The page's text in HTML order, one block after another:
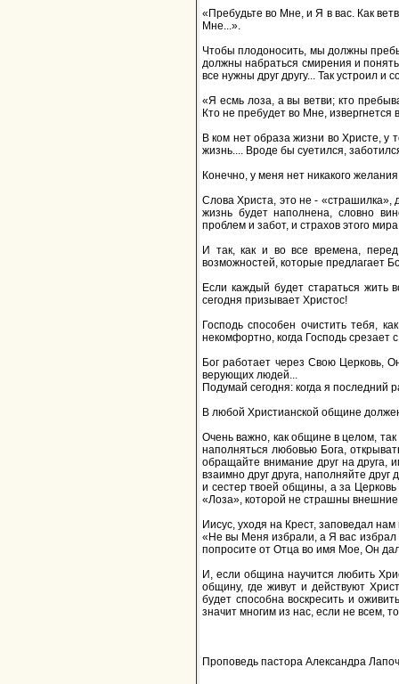
«Пребудьте во Мне, и Я в вас. Как
Мне...».
Чтобы плодоносить, мы должны
должны набраться смирения и
все нужны друг другу... Так устроил и
«Я есмь лоза, а вы ветви; кто
Кто не пребудет во Мне, извергнется
В ком нет образа жизни во Христе, у
жизнь.... Вроде бы суетился,
Конечно, у меня нет никакого
Слова Христа, это не -
жизнь будет наполнена, словно
проблем и забот, и страхов этого
И так, как и во все времена,
возможностей, которые предлагает
Если каждый будет стараться жить
сегодня призывает Христос!
Господь способен очистить тебя,
некомфортно, когда Господь срезает
Бог работает через Свою Церковь,
верующих людей...
Подумай сегодня: когда я
В любой Христианской общине
Очень важно, как общине в целом,
наполняться любовью Бога,
обращайте внимание друг на друга,
взаимно друг друга, наполняйте друг
и сестер твоей общины, а за
«Лоза», которой не страшны
Иисус, уходя на Крест, заповедал
«Не вы Меня избрали, а Я вас
попросите от Отца во имя Мое, Он
И, если община научится любить
общину, где живут и действуют
будет способна воскресить и
значит многим из нас, если не всем,
Проповедь пастора Александра